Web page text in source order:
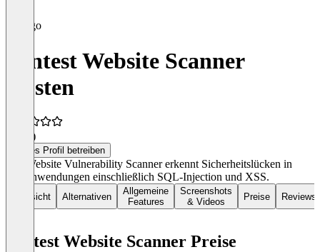
Pentest Website Scanner
Kosten
(3)
Dieses Profil betreiben
Der Website Vulnerability Scanner erkennt Sicherheitslücken in
Webanwendungen einschließlich SQL-Injection und XSS.
Übersicht Alternativen
Allgemeine
Features
Screenshots
& Videos
Preise Reviews
Pentest Website Scanner Preise